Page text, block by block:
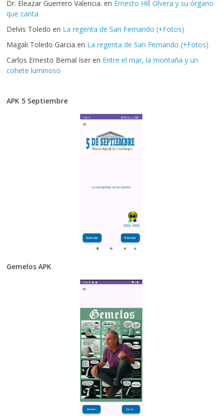
Dr. Eleazar Guerrero Valencia. en Ernesto Hill Olvera y su órgano
que canta
Delvis Toledo en La regenta de San Fernando (+Fotos)
Magali Toledo Garcia en La regenta de San Fernando (+Fotos)
Carlos Ernesto Bernal Iser en Entre el mar, la montaña y un
cohete luminoso
APK 5 Septiembre
Gemelos APK